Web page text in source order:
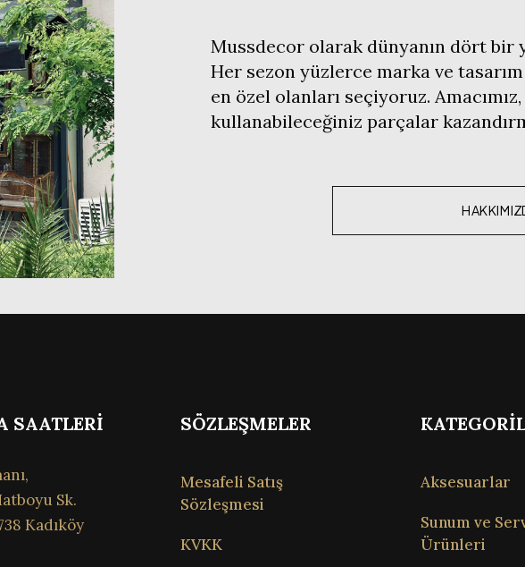
Mussdecor olarak dünyanın dört bir
Her sezon yüzlerce marka ve
en özel olanları seçiyoruz.
kullanabileceğiniz parçalar
SAATLERİ
Sk.
Kadıköy
SÖZLEŞMELER
Mesafeli Satış
Sözleşmesi
KVKK
Aksesuarlar
Sunum ve
Ürünleri